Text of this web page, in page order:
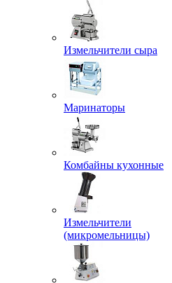
Измельчители сыра
Маринаторы
Комбайны кухонные
Измельчители
(микромельницы)